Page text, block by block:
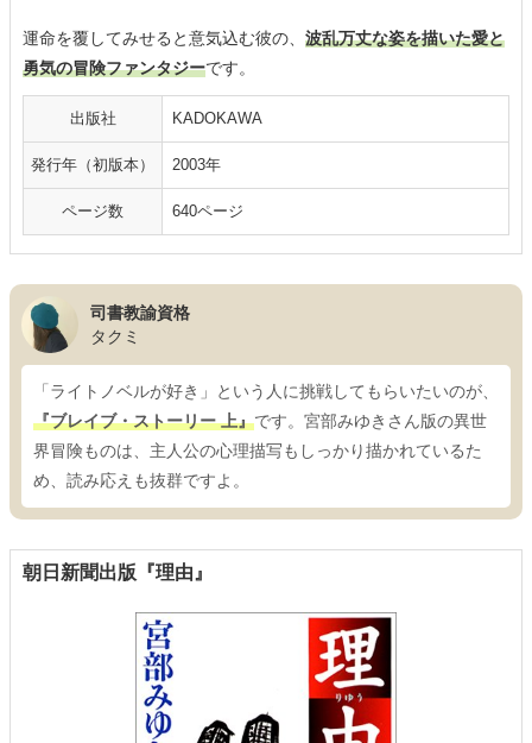
運命を覆してみせると意気込む彼の、 波乱万丈な姿を描いた愛と
勇気の冒険ファンタジーです。
出版社 KADOKAWA
発行年（初版本） 2003年
ページ数 640ページ
司書教諭資格
タクミ
「ライトノベルが好き」という人に挑戦してもらいたいのが、
『ブレイブ・ストーリー 上』です。宮部みゆきさん版の異世
界冒険ものは、主人公の心理描写もしっかり描かれているた
め、読み応えも抜群ですよ。
朝日新聞出版『理由』